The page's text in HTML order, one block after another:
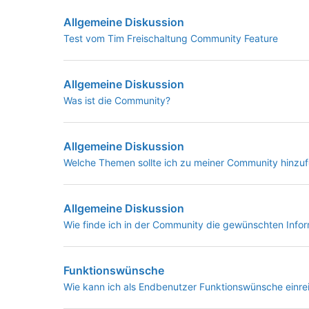
Allgemeine Diskussion
Test vom Tim Freischaltung Community Feature
Allgemeine Diskussion
Was ist die Community?
Allgemeine Diskussion
Welche Themen sollte ich zu meiner Community
Allgemeine Diskussion
Wie finde ich in der Community die gewünschten
Funktionswünsche
Wie kann ich als Endbenutzer Funktionswünsche